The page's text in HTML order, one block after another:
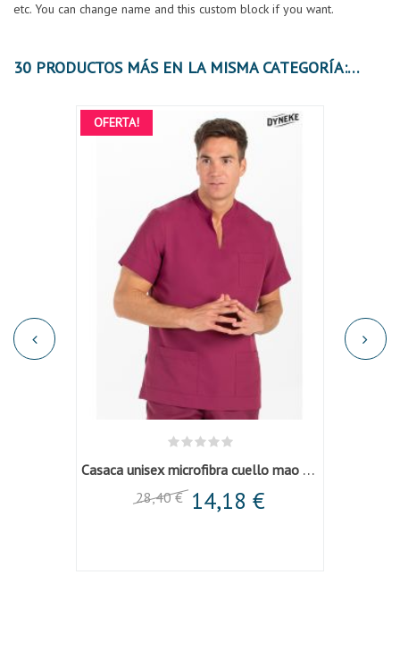
etc. You can change name and this custom block if you want.
30 PRODUCTOS MÁS EN LA MISMA CATEGORÍA:
OFERTA!
Casaca unisex microfibra cuello mao granate
28,40 € 14,18 €